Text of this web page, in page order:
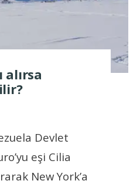
alırsa
Devlet
eşi Cilia
New York’a